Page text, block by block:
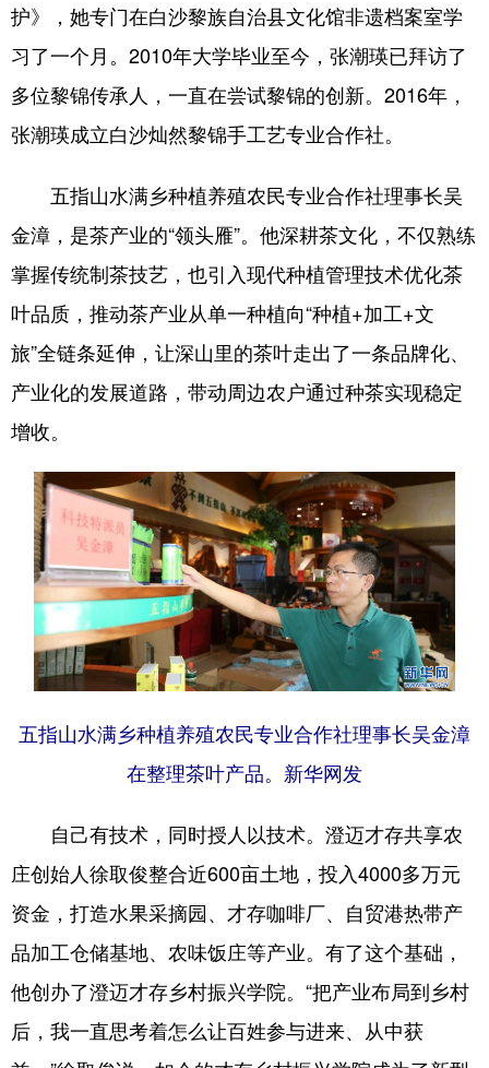
护》，她专门在白沙黎族自治县文化馆非遗档案室学
习了一个月。2010年大学毕业至今，张潮瑛已拜访了
多位黎锦传承人，一直在尝试黎锦的创新。2016年，
张潮瑛成立白沙灿然黎锦手工艺专业合作社。
五指山水满乡种植养殖农民专业合作社理事长吴
金漳，是茶产业的“领头雁”。他深耕茶文化，不仅熟练
掌握传统制茶技艺，也引入现代种植管理技术优化茶
叶品质，推动茶产业从单一种植向“种植+加工+文
旅”全链条延伸，让深山里的茶叶走出了一条品牌化、
产业化的发展道路，带动周边农户通过种茶实现稳定
增收。
五指山水满乡种植养殖农民专业合作社理事长吴金漳
在整理茶叶产品。新华网发
自己有技术，同时授人以技术。澄迈才存共享农
庄创始人徐取俊整合近600亩土地，投入4000多万元
资金，打造水果采摘园、才存咖啡厂、自贸港热带产
品加工仓储基地、农味饭庄等产业。有了这个基础，
他创办了澄迈才存乡村振兴学院。“把产业布局到乡村
后，我一直思考着怎么让百姓参与进来、从中获